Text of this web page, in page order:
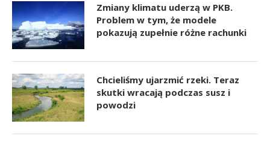
Zmiany klimatu uderzą w PKB.
Problem w tym, że modele
pokazują zupełnie różne rachunki
Chcieliśmy ujarzmić rzeki. Teraz
skutki wracają podczas susz i
powodzi